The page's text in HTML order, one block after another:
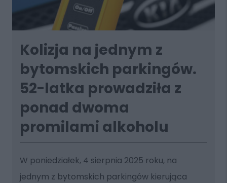
Kolizja na jednym z
bytomskich parkingów.
52-latka prowadziła z
ponad dwoma
promilami alkoholu
W poniedziałek, 4 sierpnia 2025 roku, na
jednym z bytomskich parkingów kierująca